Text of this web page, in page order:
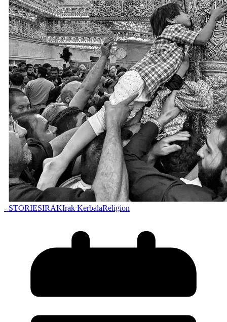
- STORIESIRAKIrak KerbalaReligion